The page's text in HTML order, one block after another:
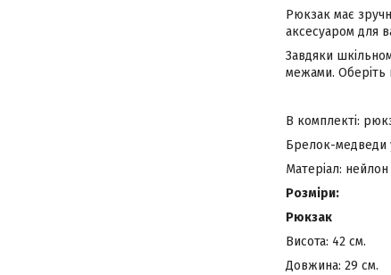
Рюкзак має
аксесуаром для
Завдяки
межами. Оберіть
В комплекті:
Брелок-медведи
Матеріал: нейлон
Розміри:
Рюкзак
Висота: 42 см.
Довжина: 29 см.